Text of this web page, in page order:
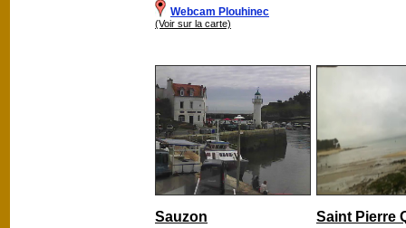
Webcam Plouhinec
(Voir sur la carte)
Sauzon Saint Pierre